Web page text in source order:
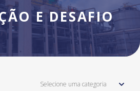
E DESAFIO
Selecione uma categoria